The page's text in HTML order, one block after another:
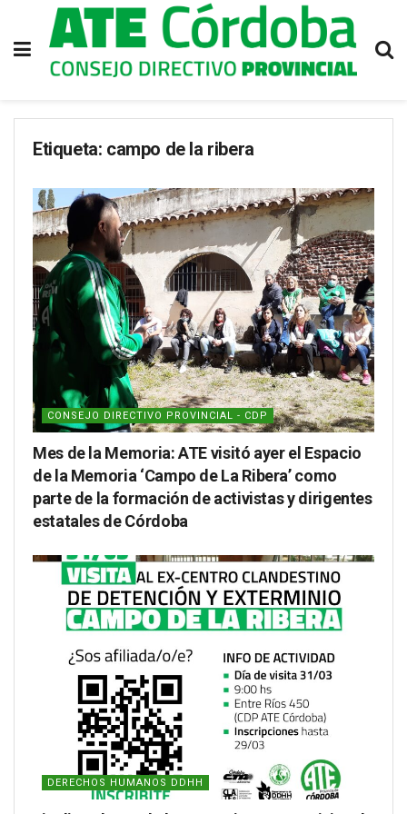
Etiqueta: campo de la ribera
CONSEJO DIRECTIVO PROVINCIAL - CDP
Mes de la Memoria: ATE visitó ayer el Espacio
de la Memoria ‘Campo de La Ribera’ como
parte de la formación de activistas y dirigentes
estatales de Córdoba
DERECHOS HUMANOS DDHH